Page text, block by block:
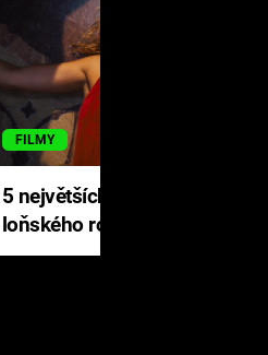
FILMY
5 největších propadáků
loňského roku: Disney na
jediné katastrofě prodělal 200